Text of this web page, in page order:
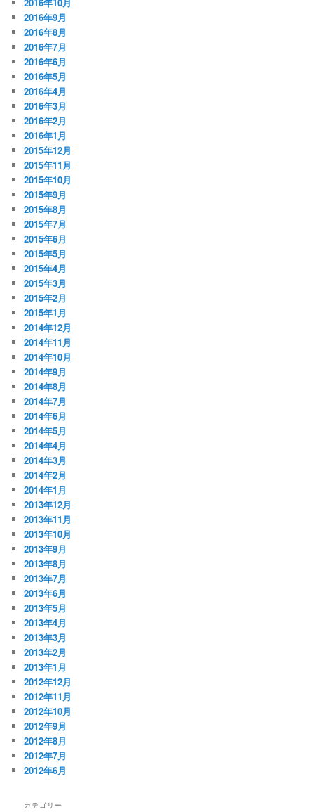
2016年9月
2016年8月
2016年7月
2016年6月
2016年5月
2016年4月
2016年3月
2016年2月
2016年1月
2015年12月
2015年11月
2015年10月
2015年9月
2015年8月
2015年7月
2015年6月
2015年5月
2015年4月
2015年3月
2015年2月
2015年1月
2014年12月
2014年11月
2014年10月
2014年9月
2014年8月
2014年7月
2014年6月
2014年5月
2014年4月
2014年3月
2014年2月
2014年1月
2013年12月
2013年11月
2013年10月
2013年9月
2013年8月
2013年7月
2013年6月
2013年5月
2013年4月
2013年3月
2013年2月
2013年1月
2012年12月
2012年11月
2012年10月
2012年9月
2012年8月
2012年7月
2012年6月
カテゴリー